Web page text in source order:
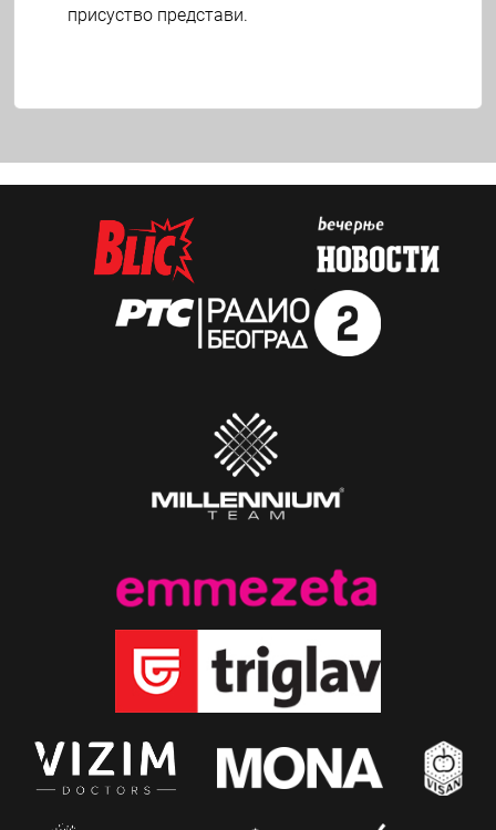
присуство представи.